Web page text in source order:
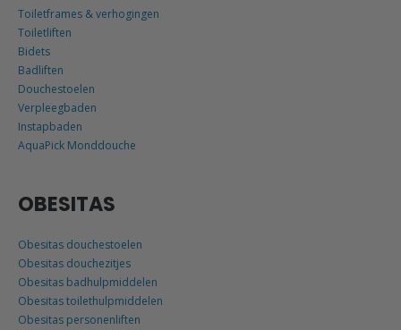
Toiletframes & verhogingen
Toiletliften
Bidets
Badliften
Douchestoelen
Verpleegbaden
Instapbaden
AquaPick Monddouche
OBESITAS
Obesitas douchestoelen
Obesitas douchezitjes
Obesitas badhulpmiddelen
Obesitas toilethulpmiddelen
Obesitas personenliften